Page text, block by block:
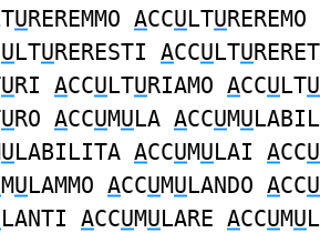
UREREMMO ACCULTUREREMO
ULTURERESTI ACCULTU
URI ACCULTURIAMO ACCULTU
URO ACCUMULA ACCUMU
ULABILITA ACCUMULAI ACCU
MULAMMO ACCUMULANDO ACCU
LANTI ACCUMULARE ACCUMU